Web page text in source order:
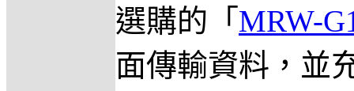
選購的「 MRW-
面傳輸資料，並